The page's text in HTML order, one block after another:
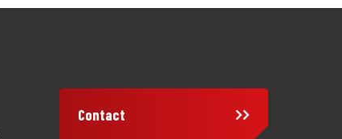
Contact